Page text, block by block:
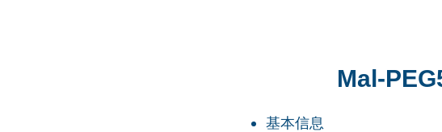
Mal-
基本信息